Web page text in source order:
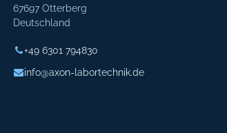
67697 Otterberg
Deutschland
+49 6301 794830
info@axon-labortechnik.de